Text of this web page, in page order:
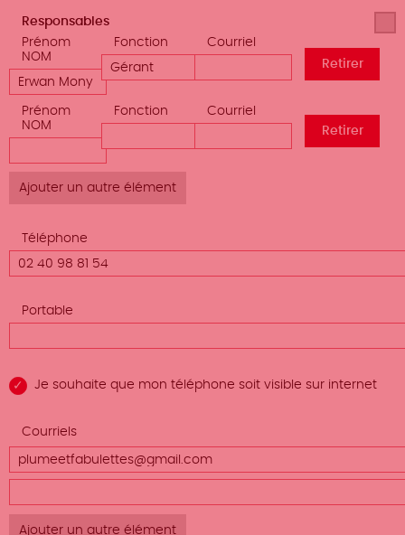
Afficher
le poids
des
lignes
Responsables
Prénom
NOM
Fonction Courriel
Prénom
NOM
Fonction Courriel
Téléphone
Portable
Je souhaite que mon téléphone soit visible sur internet
Afficher
le poids
des
Courriels
Courriels
(valeur
1)